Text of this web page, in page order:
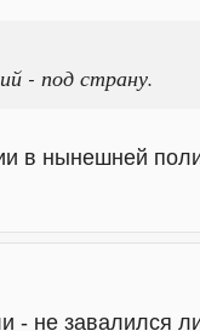
- под страну.
в нынешней
не завалился